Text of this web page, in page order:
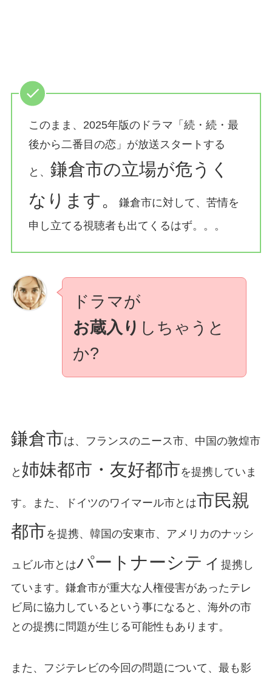
このまま、2025年版のドラマ「続・続・最
後から二番目の恋」が放送スタートする
と、 鎌倉市の立場が危うく
なります。
鎌倉市に対して、苦情を
申し立てる視聴者も出てくるはず。。。
ドラマが
お蔵入り しちゃうと
か?
鎌倉市は、フランスのニース市、中国の敦煌市
と 姉妹都市・友好都市を提携していま
す。また、ドイツのワイマール市とは市民親
都市を提携、韓国の安東市、アメリカのナッシ
ュビル市とはパートナーシティ 提携し
ています。鎌倉市が重大な人権侵害があったテレ
ビ局に協力しているという事になると、海外の市
との提携に問題が生じる可能性もあります。
また、フジテレビの今回の問題について、最も影